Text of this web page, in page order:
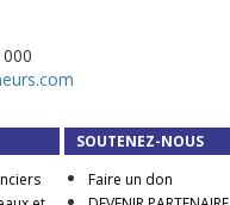
SOUTENEZ-NOUS
Faire un don